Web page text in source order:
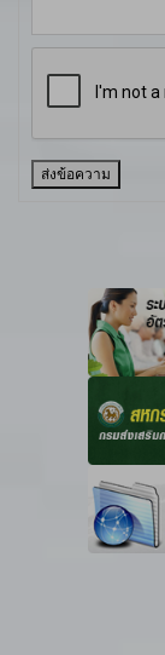
ส่งข้อความ